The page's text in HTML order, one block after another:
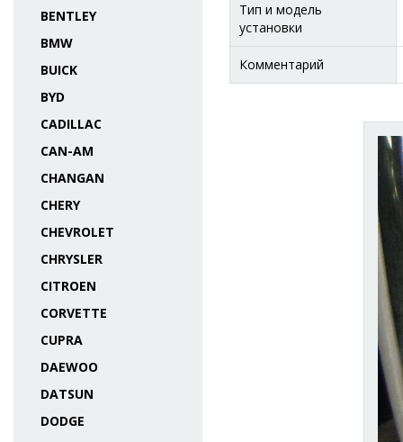
BENTLEY
BMW
BUICK
BYD
CADILLAC
CAN-AM
CHANGAN
CHERY
CHEVROLET
CHRYSLER
CITROEN
CORVETTE
CUPRA
DAEWOO
DATSUN
DODGE
Тип и модель
установки
Комментарий